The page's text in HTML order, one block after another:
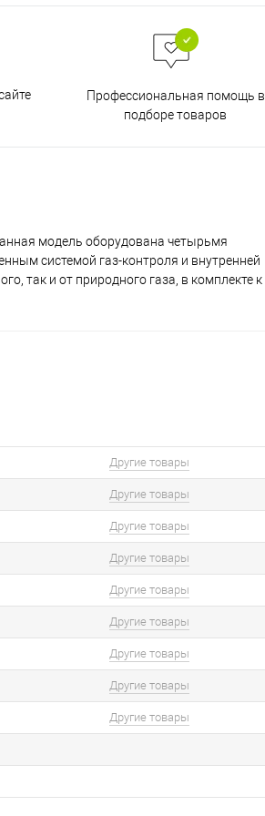
Профессиональная помощь в
подборе товаров
модель оборудована четырьмя
системой газ-контроля и внутренней
так и от природного газа, в комплекте к
Другие товары
Другие товары
Другие товары
Другие товары
Другие товары
Другие товары
Другие товары
Другие товары
Другие товары